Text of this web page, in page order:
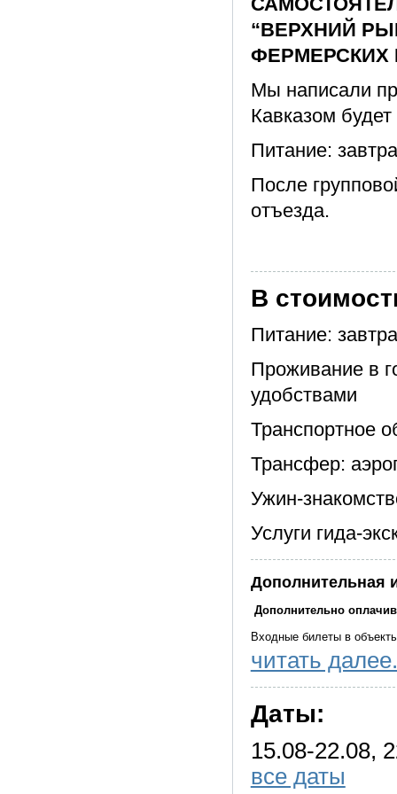
“ВЕРХНИЙ
ФЕРМЕРСКИХ
Мы написали
Кавказом
Питание:
После
отъезда.
В
Питание:
Проживание в
удобствами
Транспортное
Трансфер:
Ужин-
Услуги гида-
Дополнительная
Дополнительно
Входные билеты в
Курортный сбор
Подъемы по канатным
Экологические сборы
Также вы можете
Входные билеты в
читать
Даты:
15.08-22.08,
все даты